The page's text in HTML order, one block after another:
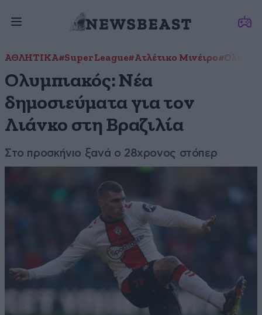
ΑΘΛΗΤΙΚΑ#Super League#Ατλέτικο Μινέιρο
Ολυμπιακός: Νέα
δημοσιεύματα για τον
Λιάνκο στη Βραζιλία
Στο προσκήνιο ξανά ο 28χρονος στόπερ